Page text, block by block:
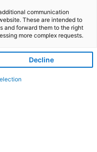
communication
These are intended to
and forward them to the right
more complex requests.
Decline